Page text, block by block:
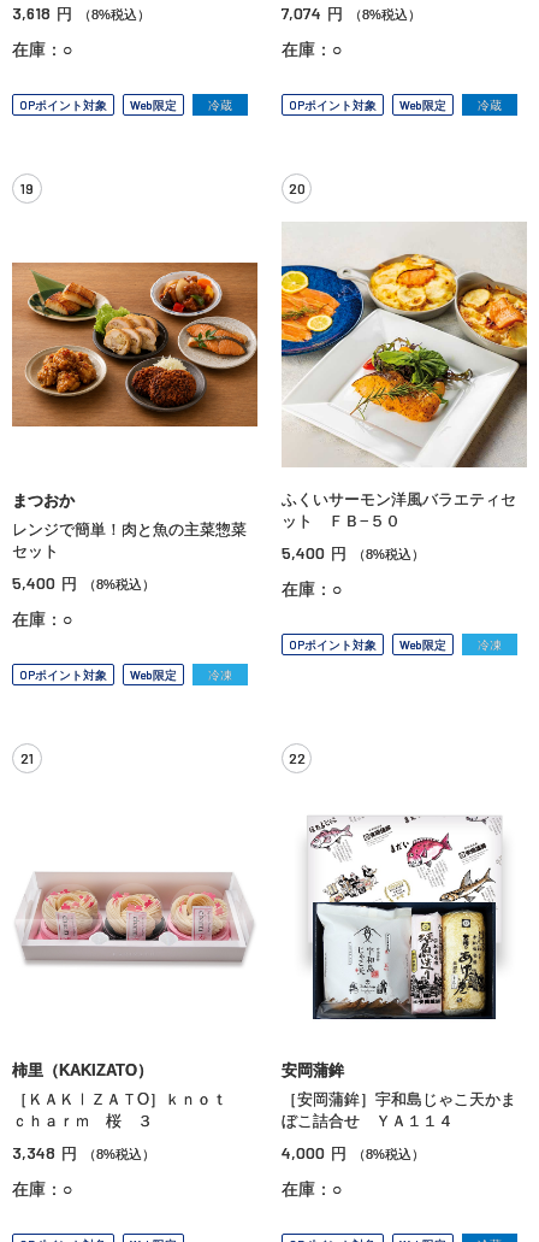
3,618 円 （8%税込）
在庫：○
OPポイント対象 Web限定 冷蔵
7,074 円 （8%税込）
在庫：○
OPポイント対象 Web限定 冷蔵
19
まつおか
レンジで簡単！肉と魚の主菜惣菜
セット
5,400 円 （8%税込）
在庫：○
OPポイント対象 Web限定 冷凍
20
ふくいサーモン洋風バラエティセ
ット ＦＢ−５０
5,400 円 （8%税込）
在庫：○
OPポイント対象 Web限定 冷凍
21
柿里（KAKIZATO）
［ＫＡＫⅠＺＡＴО］ｋｎｏｔ
ｃｈａｒｍ 桜 ３
3,348 円 （8%税込）
在庫：○
22
安岡蒲鉾
［安岡蒲鉾］宇和島じゃこ天かま
ぼこ詰合せ ＹＡ１１４
4,000 円 （8%税込）
在庫：○